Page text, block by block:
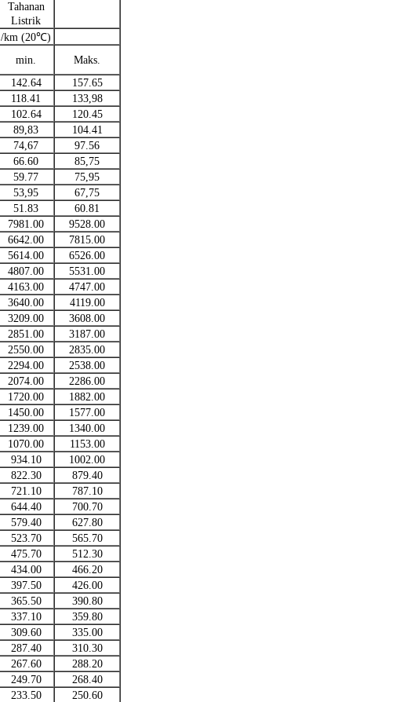
Tahanan
Listrik
/km (20℃)
min.
Maks.
142.64
157.65
118.41
133,98
102.64
120.45
89,83
104.41
74,67
97.56
66.60
85,75
59.77
75,95
53,95
67,75
51.83
60.81
7981.00
9528.00
6642.00
7815.00
5614.00
6526.00
4807.00
5531.00
4163.00
4747.00
3640.00
4119.00
3209.00
3608.00
2851.00
3187.00
2550.00
2835.00
2294.00
2538.00
2074.00
2286.00
1720.00
1882.00
1450.00
1577.00
1239.00
1340.00
1070.00
1153.00
934.10
1002.00
822.30
879.40
721.10
787.10
644.40
700.70
579.40
627.80
523.70
565.70
475.70
512.30
434.00
466.20
397.50
426.00
365.50
390.80
337.10
359.80
309.60
335.00
287.40
310.30
267.60
288.20
249.70
268.40
233.50 250.60